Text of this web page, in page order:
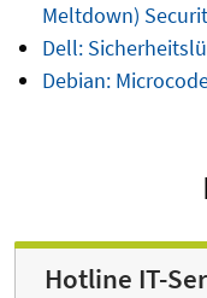
Meltdown)
Dell:
Debian:
Hotline IT-